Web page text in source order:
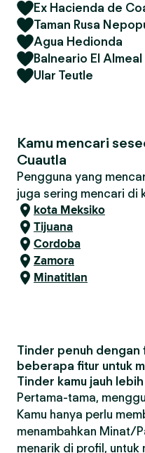
Ex Hacienda de
Taman Rusa
Agua Hedionda
Balneario El Almeal
Ular Teutle
Kamu mencari
Cuautla
Pengguna yang
juga sering mencari di
kota Meksiko
Tijuana
Cordoba
Zamora
Minatitlan
Tinder penuh dengan
beberapa fitur untuk
Tinder kamu jauh
Pertama-tama,
Kamu hanya perlu
menambahkan Minat/
menarik di profil, untuk